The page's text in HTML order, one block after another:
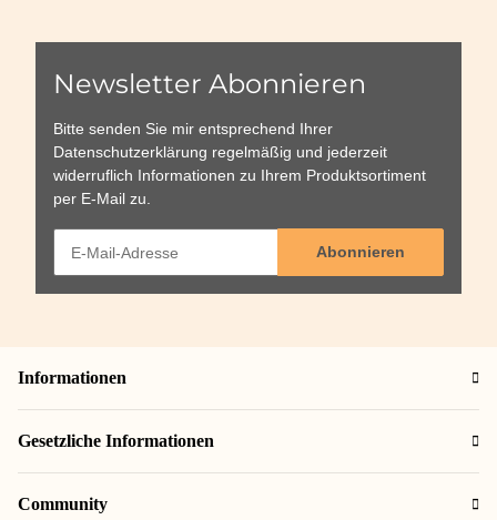
Newsletter Abonnieren
Bitte senden Sie mir entsprechend Ihrer
Datenschutzerklärung regelmäßig und jederzeit
widerruflich Informationen zu Ihrem Produktsortiment
per E-Mail zu.
Abonnieren
Informationen
Gesetzliche Informationen
Community